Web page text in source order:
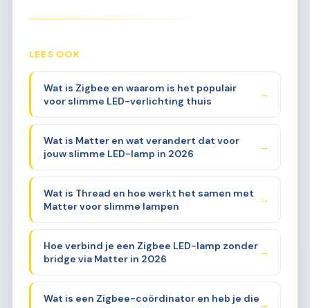
LEES OOK
Wat is Zigbee en waarom is het populair
voor slimme LED-verlichting thuis
→
Wat is Matter en wat verandert dat voor
jouw slimme LED-lamp in 2026
→
Wat is Thread en hoe werkt het samen met
Matter voor slimme lampen
→
Hoe verbind je een Zigbee LED-lamp zonder
bridge via Matter in 2026
→
Wat is een Zigbee-coördinator en heb je die
→